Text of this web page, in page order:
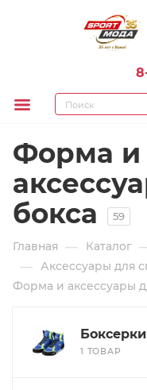
Форма и
бокса
59
Главная — Каталог
— Аксессуары для
Форма и аксессуары
Боксерки
1 ТОВАР